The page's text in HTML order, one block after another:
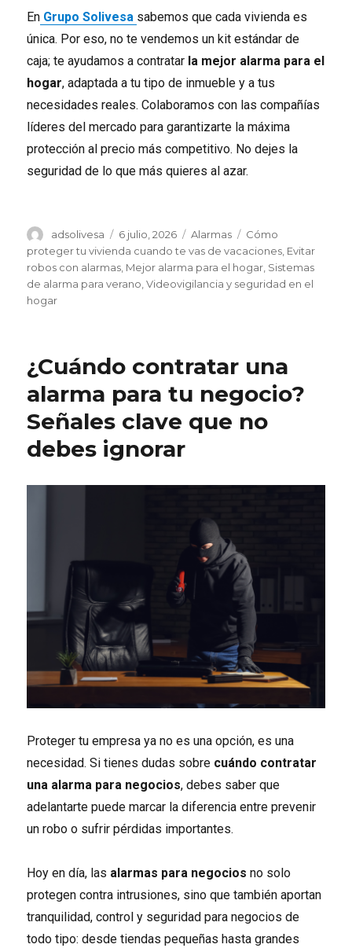
En Grupo Solivesa sabemos que cada vivienda es
única. Por eso, no te vendemos un kit estándar de
caja; te ayudamos a contratar la mejor alarma para el
hogar, adaptada a tu tipo de inmueble y a tus
necesidades reales. Colaboramos con las compañías
líderes del mercado para garantizarte la máxima
protección al precio más competitivo. No dejes la
seguridad de lo que más quieres al azar.
Autor
adsolivesa
Publicado
el
6 julio, 2026 Categorías
Alarmas Etiquetas
Cómo
proteger tu vivienda cuando te vas de vacaciones Evitar
robos con alarmas Mejor alarma para el hogar Sistemas
de alarma para verano ,Videovigilancia y seguridad en el
hogar
¿Cuándo contratar una
alarma para tu negocio?
Señales clave que no
debes ignorar
Proteger tu empresa ya no es una opción, es una
necesidad. Si tienes dudas sobre cuándo contratar
una alarma para negocios, debes saber que
adelantarte puede marcar la diferencia entre prevenir
un robo o sufrir pérdidas importantes.
Hoy en día, las alarmas para negocios no solo
protegen contra intrusiones, sino que también aportan
tranquilidad, control y seguridad para negocios de
todo tipo: desde tiendas pequeñas hasta grandes